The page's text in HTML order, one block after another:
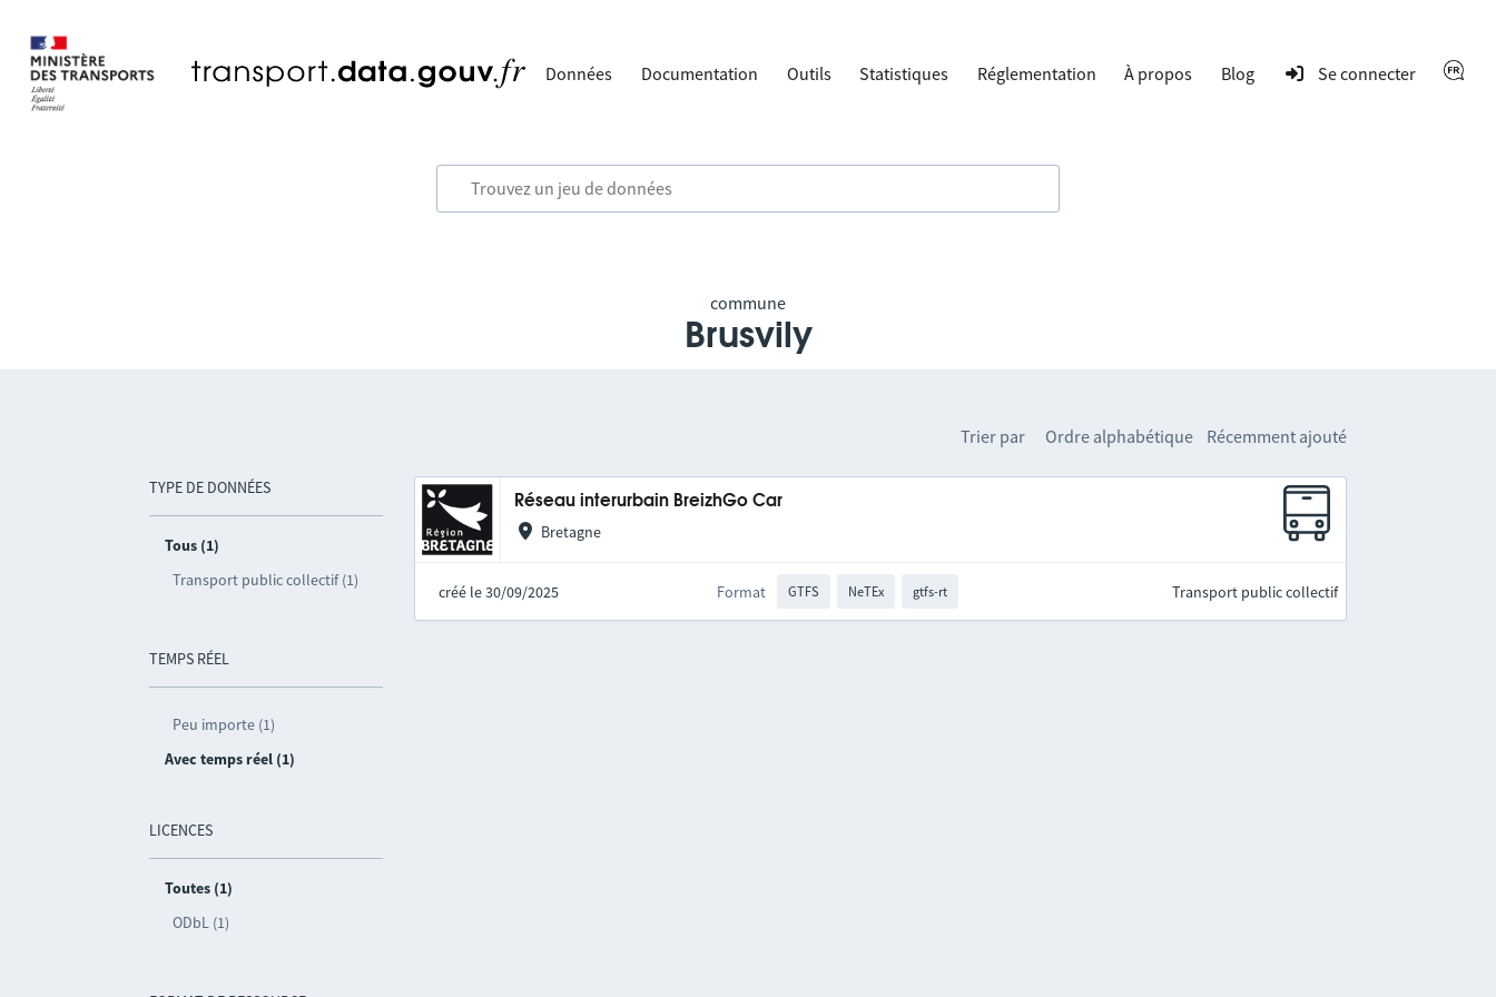
Données Documentation Outils Statistiques Réglementation À propos Blog Se connecter
commune
Brusvily
TYPE DE DONNÉES
Tous (1)
Transport public collectif (1)
TEMPS RÉEL
Peu importe (1)
Avec temps réel (1)
LICENCES
Toutes (1)
ODbL (1)
Trier par Ordre alphabétique Récemment ajouté
Réseau interurbain BreizhGo Car
Bretagne
créé le 30/09/2025 Format GTFS NeTEx gtfs-rt Transport public collectif